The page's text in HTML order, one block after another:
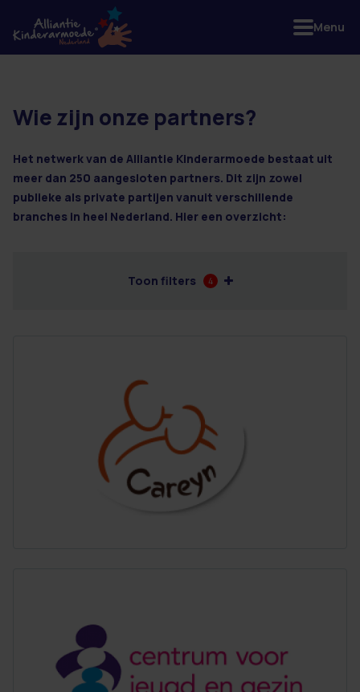
14 resultaten
Wie zijn onze partners?
Het netwerk van de Alliantie Kinderarmoede bestaat uit
meer dan 250 aangesloten partners. Dit zijn zowel
publieke als private partijen vanuit verschillende
branches in heel Nederland. Hier een overzicht:
Toon filters 4
Menu